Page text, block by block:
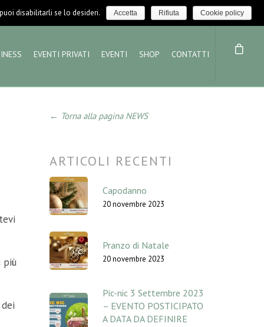
LOGIN / LOGOUT NEWS
EVENTI PRIVATI EVENTI SHOP CONTATTI
più
← Torna alla pagina NEWS
ARTICOLI RECENTI
Capodanno
20 novembre 2023
Pranzo di Natale
20 novembre 2023
Pic-nic 3 Settembre 2023
– EVENTO POSTICIPATO
A DATA DA DEFINIRE
disabilitarli se lo desideri. Accetta Rifiuta Cookie policy